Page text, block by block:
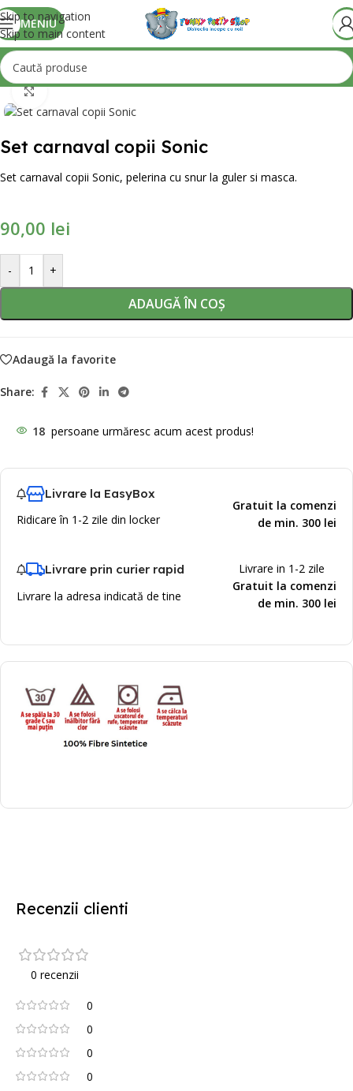
Skip to navigation
Skip to main content
MENIU
Mărește poza
Set carnaval copii Sonic
Set carnaval copii Sonic, pelerina cu snur la guler si masca.
90,00 lei
- +
ADAUGĂ ÎN COȘ
Adaugă la favorite
Share:
18 persoane urmăresc acum acest produs!
Livrare la EasyBox
Ridicare în 1-2 zile din locker
Gratuit la comenzi
de min. 300 lei
Livrare prin curier rapid
Livrare la adresa indicată de tine
Livrare in 1-2 zile
Gratuit la comenzi
de min. 300 lei
Recenzii clienti
0 recenzii
0
0
0
0